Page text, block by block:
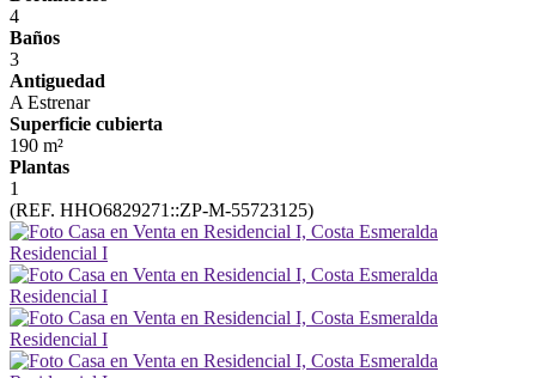
4
Baños
3
Antiguedad
A Estrenar
Superficie cubierta
190 m²
Plantas
1
(REF. HHO6829271::ZP-M-55723125)